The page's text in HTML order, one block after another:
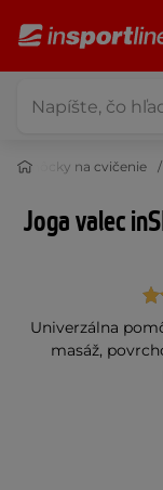
Pomôcky na cvičenie
Joga valec
Univerzálna
masáž,